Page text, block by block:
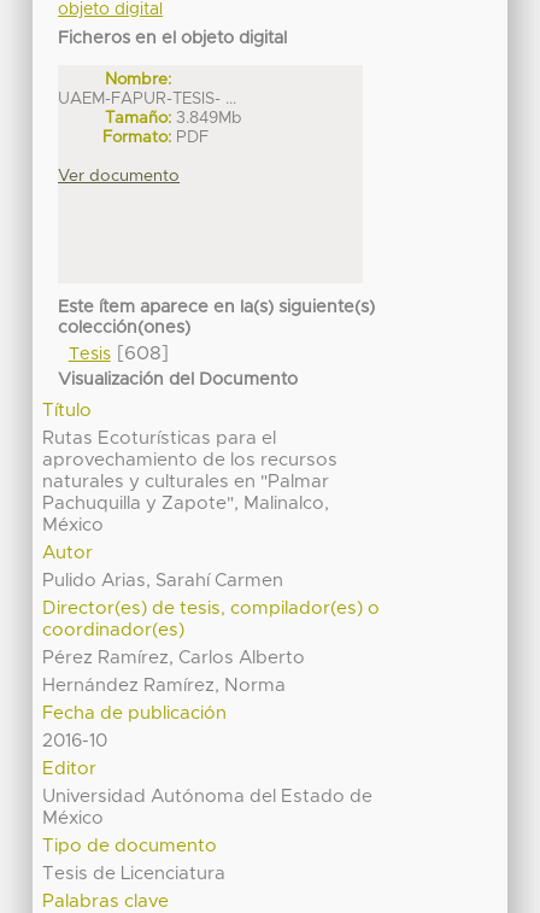
objeto digital
Ficheros en el objeto digital
Nombre:
UAEM-FAPUR-TESIS- ...
Tamaño: 3.849Mb
Formato: PDF
Ver documento
Este ítem aparece en la(s) siguiente(s)
colección(ones)
Tesis[608]
Visualización del Documento
Título
Rutas Ecoturísticas para el
aprovechamiento de los recursos
naturales y culturales en "Palmar
Pachuquilla y Zapote", Malinalco,
México
Autor
Pulido Arias, Sarahí Carmen
Director(es) de tesis, compilador(es) o
coordinador(es)
Pérez Ramírez, Carlos Alberto
Hernández Ramírez, Norma
Fecha de publicación
2016-10
Editor
Universidad Autónoma del Estado de
México
Tipo de documento
Tesis de Licenciatura
Palabras clave